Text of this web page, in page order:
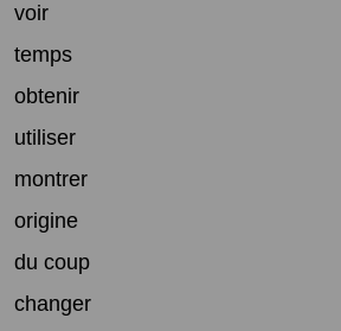
voir
temps
obtenir
utiliser
montrer
origine
du coup
changer